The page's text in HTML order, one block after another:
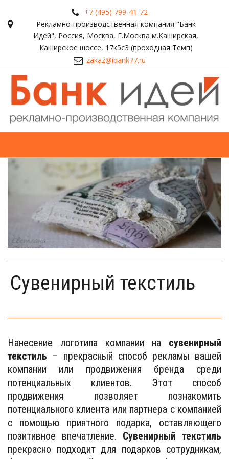
+7 (495) 799-41-72
Рекламно-производственная компания "Банк
Идей", Россия, Москва, Г.Москва м.Каширская,
Каширское шоссе, 17к5с3 (проходная Темп)
zakaz@ibank77.ru
Сувенирный текстиль
Нанесение логотипа компании на сувенирный
текстиль – прекрасный способ рекламы вашей
компании или продвижения бренда среди
потенциальных клиентов. Этот способ
продвижения позволяет познакомить
потенциального клиента или партнера с компанией
с помощью приятного подарка, оставляющего
позитивное впечатление. Сувенирный текстиль
прекрасно подходит для подарков сотрудникам,